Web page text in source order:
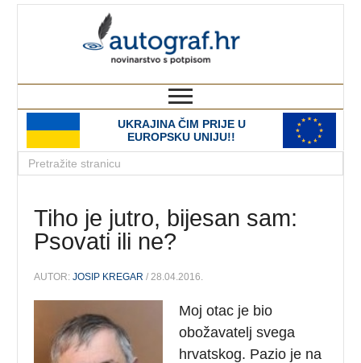
UKRAJINA ČIM PRIJE U
EUROPSKU UNIJU!!
Tiho je jutro, bijesan sam:
Psovati ili ne?
AUTOR:JOSIP KREGAR / 28.04.2016.
Moj otac je bio
obožavatelj svega
hrvatskog. Pazio je na